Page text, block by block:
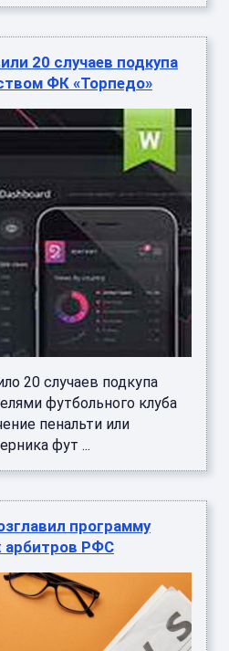
20 случаев подкупа
ФК «Торпедо»
20 случаев подкупа
футбольного клуба
пенальти или
фут ...
программу
арбитров РФС